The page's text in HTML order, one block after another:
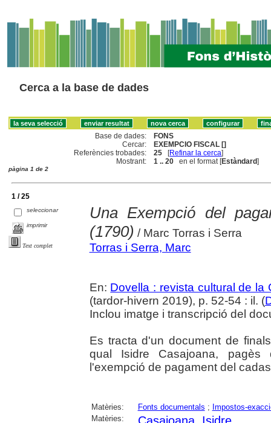
Cerca a la base de dades
Base de dades:
FONS
Cercar:
EXEMPCIO FISCAL []
Referències trobades:
25 [Refinar la cerca]
Mostrant:
1 .. 20 en el format [Estàndard]
pàgina 1 de 2
1 / 25
seleccionar
imprimir
Text complet
Una Exempció del
(1790) / Marc Torras i Serra
Torras i Serra, Marc
En: Dovella : revista cultural de la
(tardor-hivern 2019), p. 52-54 : il. (
Inclou imatge i transcripció del
Es tracta d'un document de
qual Isidre Casajoana, pagès
l'exempció de pagament del
Matèries: Fonts documentals ; Impostos-
Matèries: